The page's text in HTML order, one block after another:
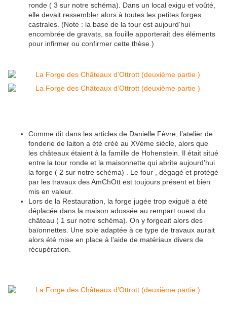
ronde ( 3 sur notre schéma). Dans un local exigu et voûté,
elle devait ressembler alors à toutes les petites forges
castrales. (Note : la base de la tour est aujourd’hui
encombrée de gravats, sa fouille apporterait des éléments
pour infirmer ou confirmer cette thèse.)
Comme dit dans les articles de Danielle Fèvre, l’atelier de
fonderie de laiton a été créé au XVème siècle, alors que
les châteaux étaient à la famille de Hohenstein. Il était situé
entre la tour ronde et la maisonnette qui abrite aujourd’hui
la forge ( 2 sur notre schéma) . Le four , dégagé et protégé
par les travaux des AmChOtt est toujours présent et bien
mis en valeur.
Lors de la Restauration, la forge jugée trop exiguë a été
déplacée dans la maison adossée au rempart ouest du
château ( 1 sur notre schéma). On y forgeait alors des
baïonnettes. Une sole adaptée à ce type de travaux aurait
alors été mise en place à l’aide de matériaux divers de
récupération.